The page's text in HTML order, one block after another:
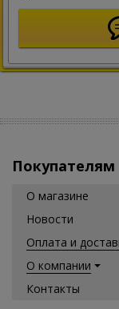
Покупателям
О магазине
Новости
Оплата и
О компании
Контакты